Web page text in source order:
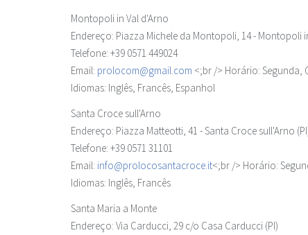
Montopoli in Val d'Arno
Endereço: Piazza Michele da Montopoli, 14 - Montopoli
Telefone: +39 0571 449024
Email: prolocom@gmail.com <;br /> Horário: Segunda,
Idiomas: Inglês, Francês, Espanhol
Santa Croce sull'Arno
Endereço: Piazza Matteotti, 41 - Santa Croce sull'Arno
Telefone: +39 0571 31101
Email: info@prolocosantacroce.it<;br /> Horário:
Idiomas: Inglês, Francês
Santa Maria a Monte
Endereço: Via Carducci, 29 c/o Casa Carducci (PI)